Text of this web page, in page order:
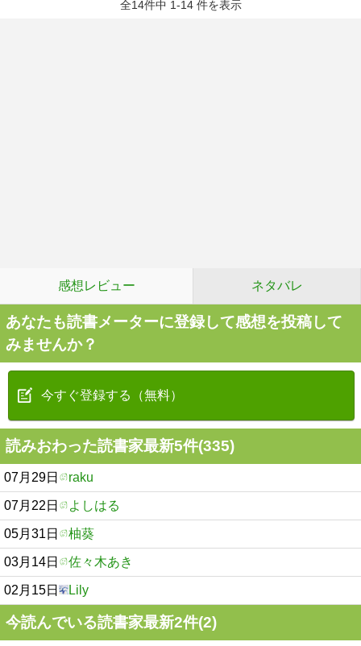
全14件中 1-14 件を表示
感想レビュー ネタバレ
あなたも読書メーターに登録して感想を投稿して
みませんか？
今すぐ登録する（無料）
読みおわった読書家最新5件(335)
07月29日 raku
07月22日 よしはる
05月31日 柚葵
03月14日 佐々木あき
02月15日 Lily
今読んでいる読書家最新2件(2)